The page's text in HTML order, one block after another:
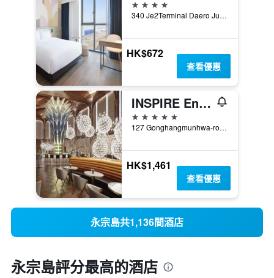
4星級
340 Je2Terminal Daero Jung gu Ibc II, 仁川, 韓國
HK$672
查看優惠
INSPIRE Entertainment Resort
5星級
127 Gonghangmunhwa-ro, Jung-gu, 仁川, 韓國
HK$1,461
查看優惠
永宗島共1,136間酒店
永宗島評分最高的酒店